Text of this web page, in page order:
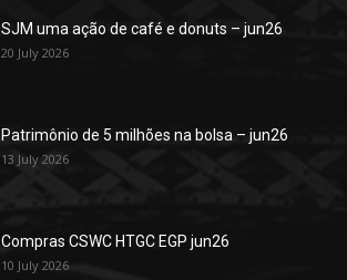
SJM uma ação de café e donuts – jun26
20 July 2026
Patrimônio de 5 milhões na bolsa – jun26
13 July 2026
Compras CSWC HTGC EGP jun26
10 July 2026